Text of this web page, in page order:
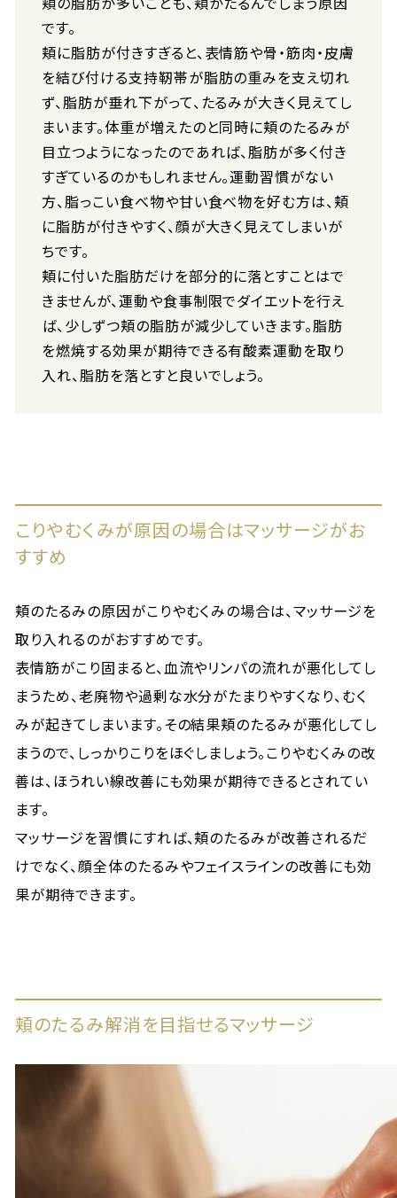
です。
頬に脂肪が付きすぎると、表情筋や骨・筋肉・皮膚
を結び付ける支持靭帯が脂肪の重みを支え切れ
ず、脂肪が垂れ下がって、たるみが大きく見えてし
まいます。体重が増えたのと同時に頬のたるみが
目立つようになったのであれば、脂肪が多く付き
すぎているのかもしれません。運動習慣がない
方、脂っこい食べ物や甘い食べ物を好む方は、頬
に脂肪が付きやすく、顔が大きく見えてしまいが
ちです。
頬に付いた脂肪だけを部分的に落とすことはで
きませんが、運動や食事制限でダイエットを行え
ば、少しずつ頬の脂肪が減少していきます。脂肪
を燃焼する効果が期待できる有酸素運動を取り
入れ、脂肪を落とすと良いでしょう。
こりやむくみが原因の場合はマッサージがお
すすめ
頬のたるみの原因がこりやむくみの場合は、マッサージを
取り入れるのがおすすめです。
表情筋がこり固まると、血流やリンパの流れが悪化してし
まうため、老廃物や過剰な水分がたまりやすくなり、むく
みが起きてしまいます。その結果頬のたるみが悪化してし
まうので、しっかりこりをほぐしましょう。こりやむくみの改
善は、ほうれい線改善にも効果が期待できるとされてい
ます。
マッサージを習慣にすれば、頬のたるみが改善されるだ
けでなく、顔全体のたるみやフェイスラインの改善にも効
果が期待できます。
頬のたるみ解消を目指せるマッサージ